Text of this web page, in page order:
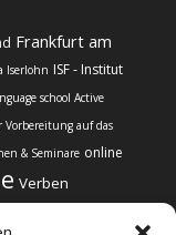
Frankfurt am
Iserlohn ISF - Institut
school Active
auf das
& Seminare online
Verben